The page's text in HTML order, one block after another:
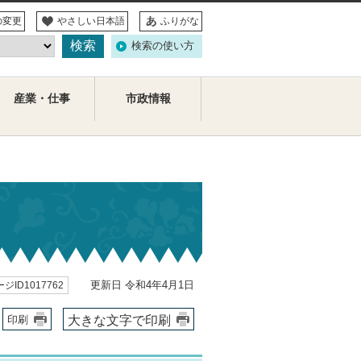
更 やさしい日本語 ふりがな
検索の使い方
産業・仕事 市政情報
ジID1017762 更新日 令和4年4月1日
印刷 大きな文字で印刷